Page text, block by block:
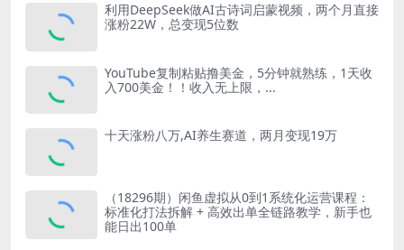
利用DeepSeek做AI古诗词启蒙视频，两个月直接
涨粉22W，总变现5位数
YouTube复制粘贴撸美金，5分钟就熟练，1天收
入700美金！！收入无上限，...
十天涨粉八万,AI养生赛道，两月变现19万
（18296期）闲鱼虚拟从0到1系统化运营课程：
标准化打法拆解 + 高效出单全链路教学，新手也
能日出100单